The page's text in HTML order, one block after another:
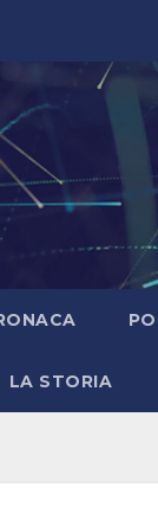
LA STORIA